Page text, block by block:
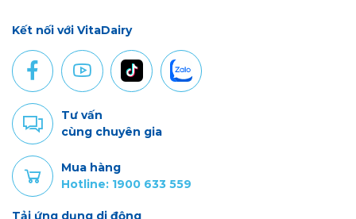
Kết nối với VitaDairy
Tư vấn
cùng chuyên gia
Mua hàng
Hotline: 1900 633 559
Tải ứng dụng di động